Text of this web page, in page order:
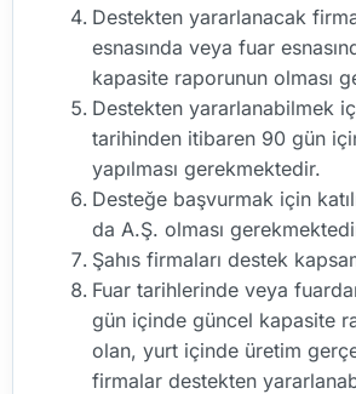
Destekten yararlanacak
esnasında veya fuar
kapasite raporunun olması
Destekten yararlanabilmek
tarihinden itibaren 90 gün
yapılması gerekmektedir.
Desteğe başvurmak için
da A.Ş. olması
Şahıs firmaları destek
Fuar tarihlerinde veya
gün içinde güncel kapasite
olan, yurt içinde üretim
firmalar destekten